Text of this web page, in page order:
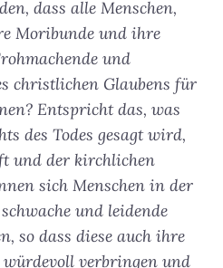
dass alle Menschen,
Moribunde und ihre
und
christlichen Glaubens für
Entspricht das, was
des Todes gesagt wird,
und der kirchlichen
sich Menschen in der
und leidende
so dass diese auch ihre
würdevoll verbringen und